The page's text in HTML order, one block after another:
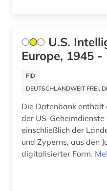
firma (4)
forschung (4)
frankreich (6)
USA (3)
Zypern (1)
U.S.
Europe, 1945 -
FID
DEUTSCHLANDWEIT FREI,
Die Datenbank enthält
der US-Geheimdienste
einschließlich der
und Zyperns, aus den
digitalisierter Form.